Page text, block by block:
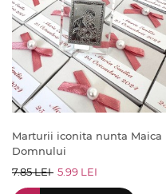
Marturii iconita nunta Maica
Domnului
7.85 LEI 5.99 LEI